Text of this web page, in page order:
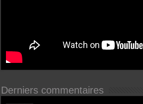
Derniers commentaires